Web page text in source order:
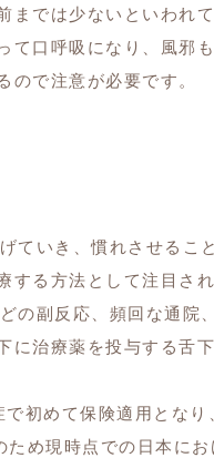
までは少ないといわれ
て口呼吸になり、風邪
ので注意が必要です。
ていき、慣れさせるこ
する方法として注目さ
の副反応、頻回な通院
に治療薬を投与する舌
初めて保険適用となり
め現時点での日本にお